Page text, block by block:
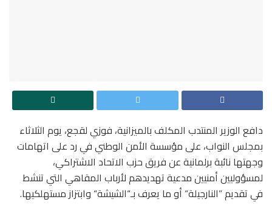
دافع الوزير المنتدب المكلف بالميزانية، فوزي لقجع، يوم الثلاثاء
بمجلس النواب، على مؤسسة الأمن الوطني في رد على اتهامات
وجهتها نائبة برلمانية عن فريق حزب الاتحاد الاشتراكي،
لمسؤوليين أمنيين مدعية تهديدهم لأرباب المقاهي التي تنشط
في تقديم ”النارجيلة“ أو ما يعرف بـ“الشيشة“ وابتزاز مستهلكيها.